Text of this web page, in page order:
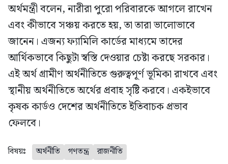
অর্থমন্ত্রী বলেন, নারীরা পুরো পরিবারকে আগলে রাখেন
এবং কীভাবে সঞ্চয় করতে হয়, তা তারা ভালোভাবে
জানেন। এজন্য ফ্যামিলি কার্ডের মাধ্যমে তাদের
আর্থিকভাবে কিছুটা স্বস্তি দেওয়ার চেষ্টা করছে সরকার।
এই অর্থ গ্রামীণ অর্থনীতিতে গুরুত্বপূর্ণ ভূমিকা রাখবে এবং
স্থানীয় অর্থনীতিতে অর্থের প্রবাহ সৃষ্টি করবে। একইভাবে
কৃষক কার্ডও দেশের অর্থনীতিতে ইতিবাচক প্রভাব
ফেলবে।
বিষয়ঃ অর্থনীতি গণতন্ত্র রাজনীতি